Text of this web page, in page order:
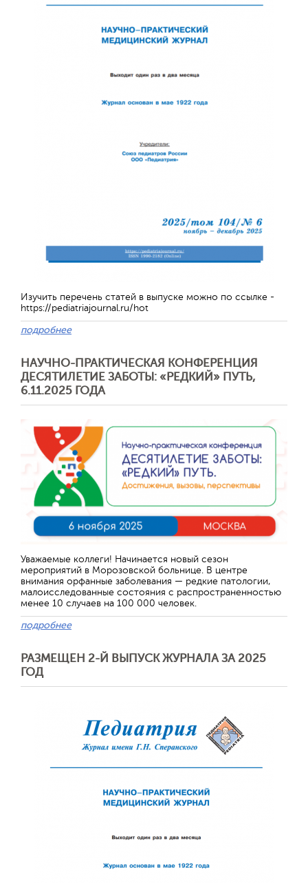
Изучить перечень статей в выпуске можно по ссылке -
https://pediatriajournal.ru/hot
подробнее
НАУЧНО-ПРАКТИЧЕСКАЯ КОНФЕРЕНЦИЯ
ДЕСЯТИЛЕТИЕ ЗАБОТЫ: «РЕДКИЙ» ПУТЬ,
6.11.2025 ГОДА
Уважаемые коллеги! Начинается новый сезон
мероприятий в Морозовской больнице. В центре
внимания орфанные заболевания — редкие патологии,
малоисследованные состояния с распространенностью
менее 10 случаев на 100 000 человек.
подробнее
РАЗМЕЩЕН 2-Й ВЫПУСК ЖУРНАЛА ЗА 2025
ГОД
Отправить